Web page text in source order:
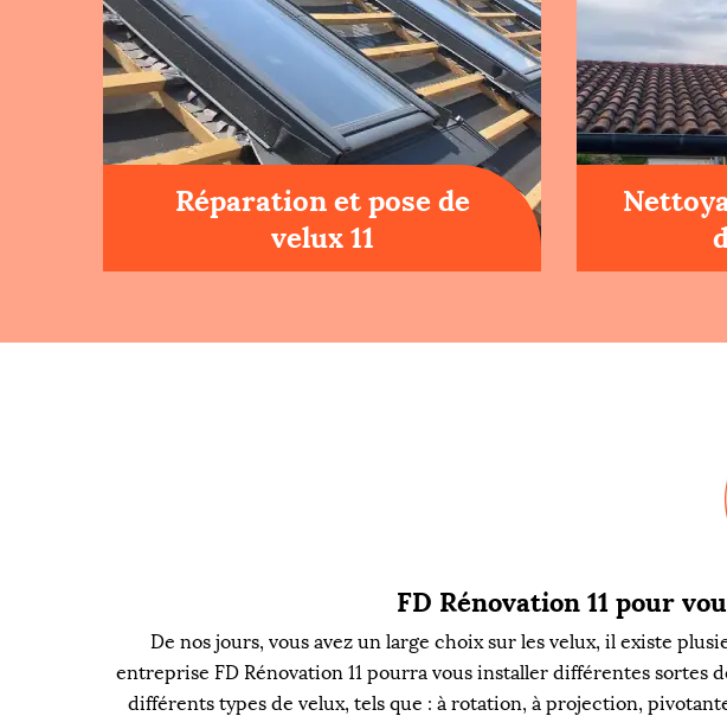
Réparation et pose de
velux 11
FD Rénovation 11 pour
De nos jours, vous avez un large choix sur les velux, il existe
entreprise FD Rénovation 11 pourra vous installer différentes sortes
différents types de velux, tels que : à rotation, à projection,